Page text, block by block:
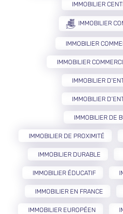
IMMOBILIER
IMMOBILIER
IMMOBILIER
IMMOBILIER
IMMOBILIER
IMMOBILIER
IMMOBILIER DE
IMMOBILIER DE PROXIMITÉ
IMMOBILIER DURABLE
IMMOBILIER ÉDUCATIF
IMMOBILIER EN FRANCE
IMMOBILIER EUROPÉEN